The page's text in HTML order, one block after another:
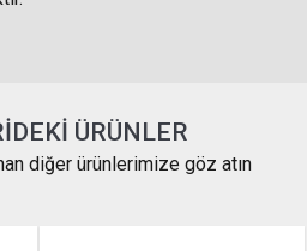
ÜRÜNLER
diğer ürünlerimize göz atın